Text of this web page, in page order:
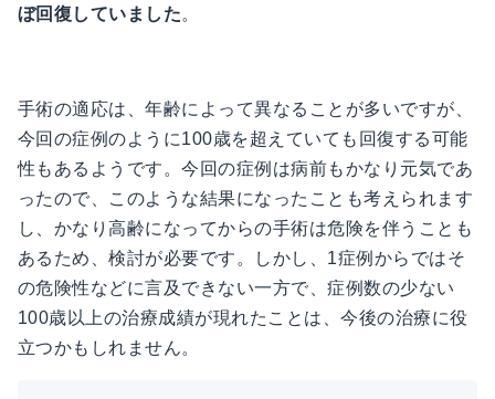
ぼ回復していました。
手術の適応は、年齢によって異なることが多いですが、
今回の症例のように100歳を超えていても回復する可能
性もあるようです。今回の症例は病前もかなり元気であ
ったので、このような結果になったことも考えられます
し、かなり高齢になってからの手術は危険を伴うことも
あるため、検討が必要です。しかし、1症例からではそ
の危険性などに言及できない一方で、症例数の少ない
100歳以上の治療成績が現れたことは、今後の治療に役
立つかもしれません。